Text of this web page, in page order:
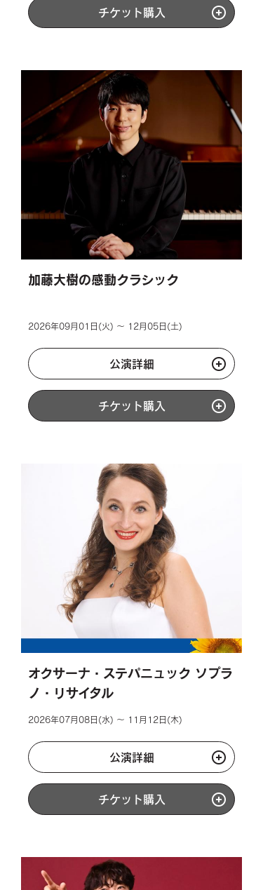
チケット購入
加藤大樹の感動クラシック
2026年09月01日(火) ～ 12月05日(土)
公演詳細
チケット購入
オクサーナ・ステパニュック ソプラ
ノ・リサイタル
2026年07月08日(水) ～ 11月12日(木)
公演詳細
チケット購入